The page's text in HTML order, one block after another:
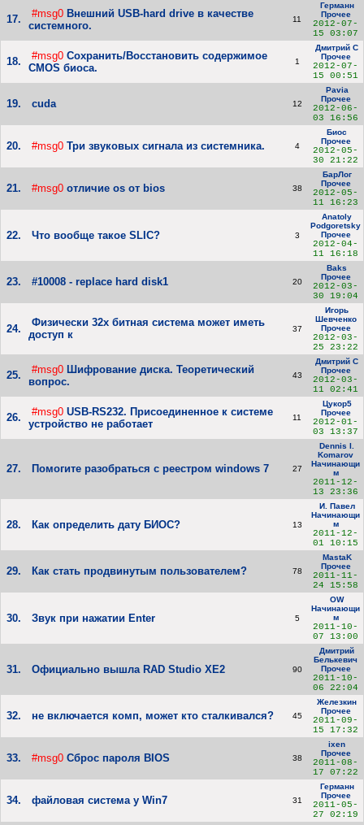
17. #msg0 Внешний USB-hard drive в качестве
системного.
11
Германн
Прочее
2012-07-
15 03:07
18. #msg0 Сохранить/Восстановить содержимое
CMOS биоса.
1
Дмитрий С
Прочее
2012-07-
15 00:51
19. cuda 12
Pavia
Прочее
2012-06-
03 16:56
20. #msg0 Три звуковых сигнала из системника. 4
Биос
Прочее
2012-05-
30 21:22
21. #msg0 отличие os от bios 38
БарЛог
Прочее
2012-05-
11 16:23
22. Что вообще такое SLIC? 3
Anatoly
Podgoretsky
Прочее
2012-04-
11 16:18
23. #10008 - replace hard disk1 20
Baks
Прочее
2012-03-
30 19:04
24.
Физически 32х битная система может иметь
доступ к
37
Игорь
Шевченко
Прочее
2012-03-
25 23:22
25. #msg0 Шифрование диска. Теоретический
вопрос.
43
Дмитрий С
Прочее
2012-03-
11 02:41
26. #msg0 USB-RS232. Присоединенное к системе
устройство не работает
11
Цукор5
Прочее
2012-01-
03 13:37
27. Помогите разобраться с реестром windows 7 27
Dennis I.
Komarov
Начинающи
м
2011-12-
13 23:36
28. Как определить дату БИОС? 13
И. Павел
Начинающи
м
2011-12-
01 10:15
29. Как стать продвинутым пользователем? 78
MastaK
Прочее
2011-11-
24 15:58
30. Звук при нажатии Enter 5
OW
Начинающи
м
2011-10-
07 13:00
31. Официально вышла RAD Studio XE2 90
Дмитрий
Белькевич
Прочее
2011-10-
06 22:04
32. не включается комп, может кто сталкивался? 45
Железкин
Прочее
2011-09-
15 17:32
33. #msg0 Сброс пароля BIOS 38
ixen
Прочее
2011-08-
17 07:22
34. файловая система у Win7 31
Германн
Прочее
2011-05-
27 02:19